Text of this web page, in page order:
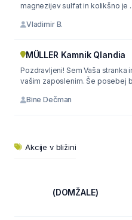
magnezijev sulfat in kolikšno je
Vladimir B.
MÜLLER Kamnik Qlandia
Pozdravljeni! Sem Vaša stranka
vašim zaposlenim. Še posebej
Bine Dečman
Akcije v bližini
(DOMŽALE)